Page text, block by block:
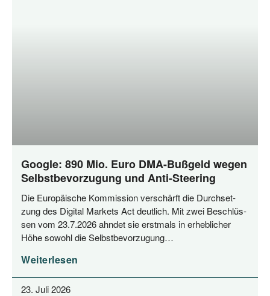
Google: 890 Mio. Euro DMA-Bußgeld wegen
Selbstbevorzugung und Anti-Steering
Die Euro­päi­sche Kom­mis­si­on ver­schärft die Durch­set­
zung des Digi­tal Mar­kets Act deut­lich. Mit zwei Beschlüs­
sen vom 23.7.2026 ahn­det sie erst­mals in erheb­li­cher
Höhe sowohl die Selbstbevorzugung…
Weiterlesen
23. Juli 2026